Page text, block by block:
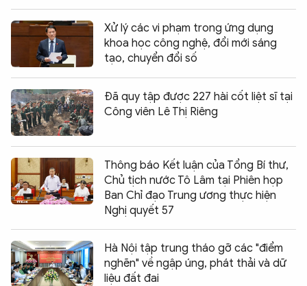
Xử lý các vi phạm trong ứng dụng
khoa học công nghệ, đổi mới sáng
tạo, chuyển đổi số
Đã quy tập được 227 hài cốt liệt sĩ tại
Công viên Lê Thị Riêng
Thông báo Kết luận của Tổng Bí thư,
Chủ tịch nước Tô Lâm tại Phiên họp
Ban Chỉ đạo Trung ương thực hiện
Nghị quyết 57
Hà Nội tập trung tháo gỡ các "điểm
nghẽn" về ngập úng, phát thải và dữ
liệu đất đai